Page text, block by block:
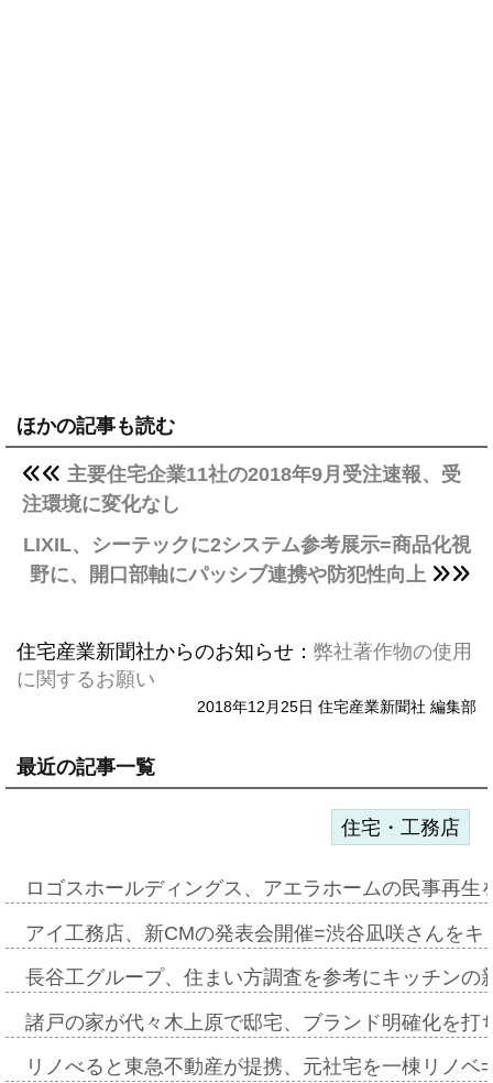
ほかの記事も読む
主要住宅企業11社の2018年9月受注速報、受
注環境に変化なし
LIXIL、シーテックに2システム参考展示=商品化視
野に、開口部軸にパッシブ連携や防犯性向上
住宅産業新聞社からのお知らせ： 弊社著作物の使用
に関するお願い
2018年12月25日 住宅産業新聞社 編集部
最近の記事一覧
住宅・工務店
ロゴスホールディングス、アエラホームの民事再
アイ工務店、新CMの発表会開催=渋谷凪咲さんを
長谷工グループ、住まい方調査を参考にキッチン
諸戸の家が代々木上原で邸宅、ブランド明確化を
リノべると東急不動産が提携、元社宅を一棟リノ